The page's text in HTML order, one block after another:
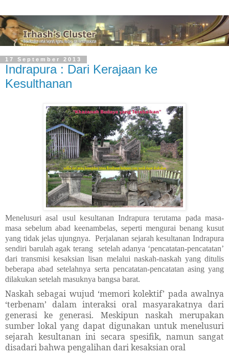
17 September 2013
Indrapura : Dari Kerajaan ke
Kesulthanan
Menelusuri asal usul kesultanan Indrapura terutama pada masa-
masa sebelum abad keenambelas, seperti mengurai benang kusut
yang tidak jelas ujungnya. Perjalanan sejarah kesultanan Indrapura
sendiri barulah agak terang
setelah adanya ‘pencatatan-pencatatan’
dari transmisi kesaksian lisan melalui naskah-naskah yang ditulis
beberapa abad setelahnya serta pencatatan-pencatatan asing yang
dilakukan setelah masuknya bangsa barat.
Naskah sebagai wujud ‘memori kolektif’ pada awalnya
‘terbenam’ dalam interaksi oral masyarakatnya dari
generasi ke generasi. Meskipun naskah merupakan
sumber lokal yang dapat digunakan untuk menelusuri
sejarah kesultanan ini secara spesifik, namun sangat
disadari bahwa pengalihan dari kesaksian oral